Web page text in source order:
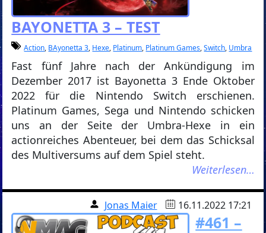
BAYONETTA 3 – TEST
Action, BAyonetta 3, Hexe, Platinum, Platinum Games,Switch, Umbra
Fast fünf Jahre nach der Ankündigung im
Dezember 2017 ist Bayonetta 3 Ende Oktober
2022 für die Nintendo Switch erschienen.
Platinum Games, Sega und Nintendo schicken
uns an der Seite der Umbra-Hexe in ein
actionreiches Abenteuer, bei dem das Schicksal
des Multiversums auf dem Spiel steht.
Weiterlesen…
Jonas Maier 16.11.2022 17:21
#461 –